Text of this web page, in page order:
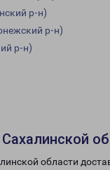
р-н)
р-н)
р-н)
области